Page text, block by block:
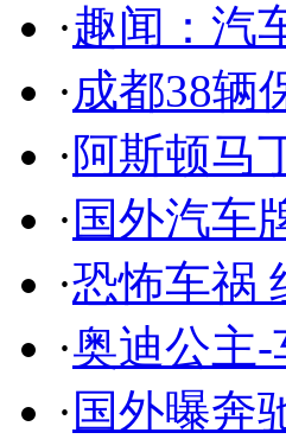
·趣闻：汽
·成都38辆
·阿斯顿马
· 国外汽车
·恐怖车祸
·奥迪公主
· 国外曝奔